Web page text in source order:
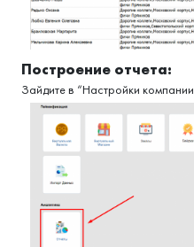
Построение отчета:
Зайдите в “Настройки